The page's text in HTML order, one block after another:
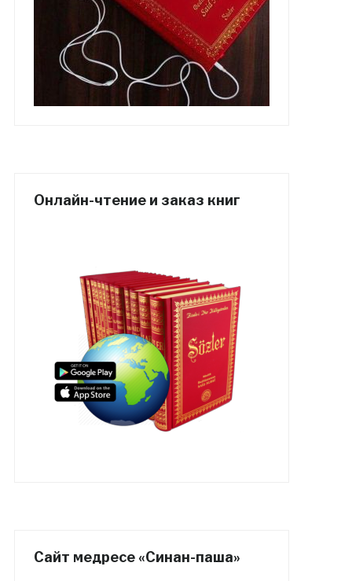
Онлайн-чтение и заказ книг
Сайт медресе «Синан-паша»